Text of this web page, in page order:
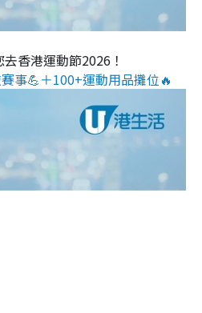
去香港運動節2026！
事💪＋100+運動用品攤位🔥